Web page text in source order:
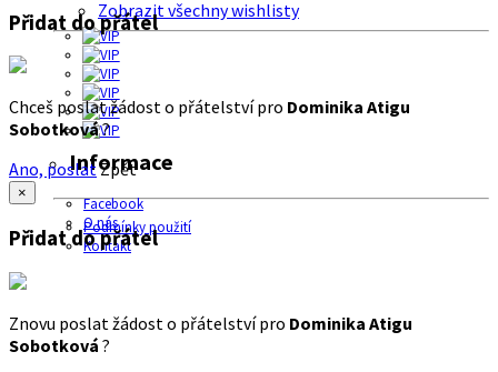
Zobrazit všechny wishlisty
Informace
Facebook
O nás
Podmínky použití
Kontakt
Přidat do přátel
Chceš poslat žádost o přátelství pro Dominika Atigu
Sobotková?
Ano, poslatZpět
×
Přidat do přátel
Znovu poslat žádost o přátelství pro Dominika Atigu
Sobotková ?